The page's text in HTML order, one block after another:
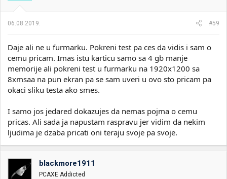
06.08.2019. #59
Daje ali ne u furmarku. Pokreni test pa ces da vidis i sam o
cemu pricam. Imas istu karticu samo sa 4 gb manje
memorije ali pokreni test u furmarku na 1920x1200 sa
8xmsaa na pun ekran pa se sam uveri u ovo sto pricam pa
okaci sliku testa ako smes.
I samo jos jedared dokazujes da nemas pojma o cemu
pricas. Ali sada ja napustam raspravu jer vidim da nekim
ljudima je dzaba pricati oni teraju svoje pa svoje.
blackmore1911
PCAXE Addicted